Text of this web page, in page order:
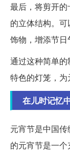
最后，将剪开
的立体结构。
饰物，增添节日
通过这种简单
特色的灯笼，为
在儿时记忆
元宵节是中国
的元宵节是一个